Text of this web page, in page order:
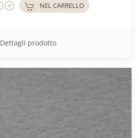
NEL CARRELLO
Dettagli prodotto